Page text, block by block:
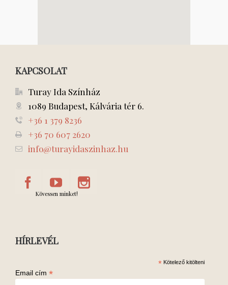
KAPCSOLAT
Turay Ida Színház
1089 Budapest, Kálvária tér 6.
+36 1 379 8236
+36 70 607 2620
info@turayidaszinhaz.hu
Kövessen minket!
HÍRLEVÉL
* Kötelező kitölteni
Email cím *